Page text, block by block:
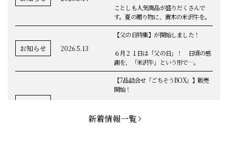
ことしも人気商品が盛りだくさんで
す。夏の贈り物に、黄木の米沢牛を。
お知らせ 2026.5.13
【父の日特集】が開始しました！
６月２１日は「父の日」！ 日頃の感
謝を、「米沢牛」という形で…。
【7品詰合せ「ごちそうBOX」】販売
開始！
ンチカツ」など、黄木の自慢が詰まっ
てます。
新着情報一覧